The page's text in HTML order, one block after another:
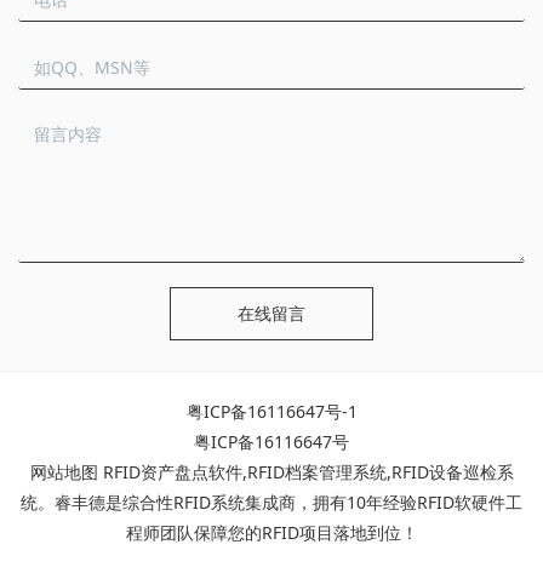
在线留言
粤ICP备16116647号-1
粤ICP备16116647号
网站地图 RFID资产盘点软件,RFID档案管理系统,RFID设备巡检系
统。睿丰德是综合性RFID系统集成商，拥有10年经验RFID软硬件工
程师团队保障您的RFID项目落地到位！